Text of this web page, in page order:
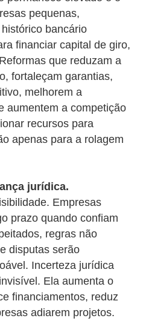
pequenas,
bancário
financiar capital de giro,
que reduzam a
fortaleçam garantias,
melhorem a
aumentem a competição
recursos para
apenas para a rolagem
jurídica.
Empresas
prazo quando confiam
regras não
disputas serão
Incerteza jurídica
Ela aumenta o
financiamentos, reduz
adiarem projetos.